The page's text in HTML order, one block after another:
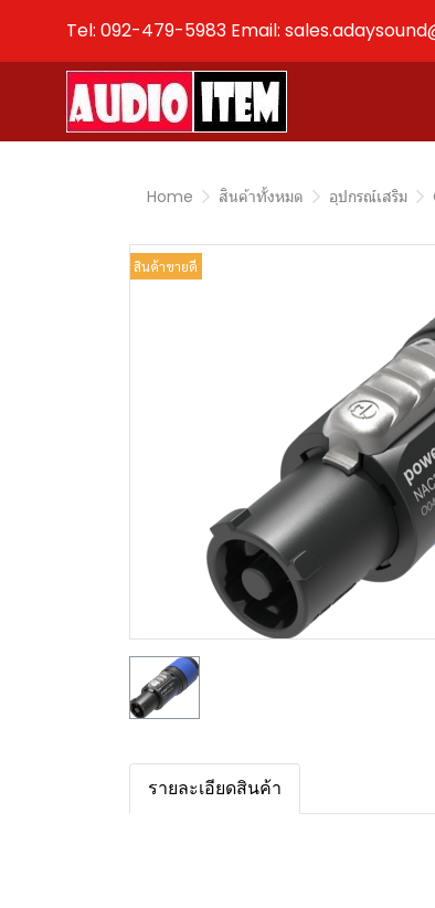
Tel: 092-479-5983 Email:
Home สินค้าทั้งหมด อุปกรณ์เสริม
สินค้าขายดี
รายละเอียดสินค้า